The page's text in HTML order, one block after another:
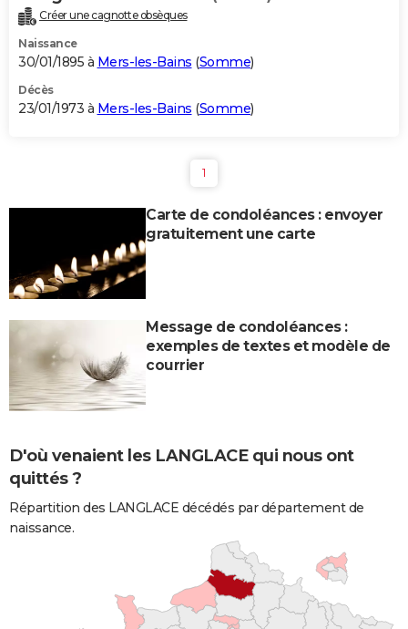
Créer une cagnotte obsèques
Naissance
30/01/1895 à Mers-les-Bains (Somme)
Décès
23/01/1973 à Mers-les-Bains (Somme)
1
Carte de condoléances : envoyer
gratuitement une carte
Message de condoléances :
exemples de textes et modèle de
courrier
D'où venaient les LANGLACE qui nous ont
quittés ?
Répartition des LANGLACE décédés par département de
naissance.